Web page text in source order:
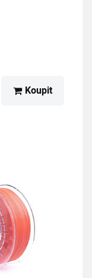
Koupit